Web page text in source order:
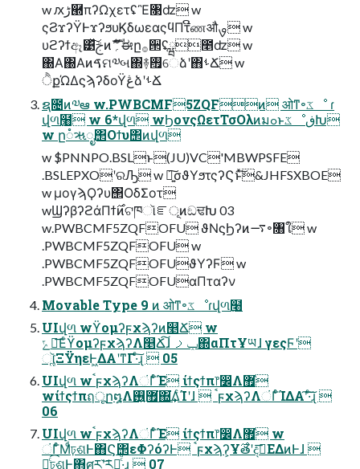
w ԕڑ཭πʔΩχετʢἚ৓ʣ w
ςϨϫʔΫͰϫʔϧυϏδωεαςϥΠτີணऔࡐ w
υϩʔϯඈ͹ͯ͠ࢢͷެࣜ؍ޫಈը࡞੒ʢྺ೥ʣ w
΀Α΀Αͷࠃମ༧બ΍࿈࠯େձʹ΋ࢀՃ w
ੈքΏΔϛϡʔδοΫڠձʹࢀՃ
ຊ೔ͷ༧ఆ w.PWBCMF5ZQFͷ ओͳ৽ػೳ ɾ
վળ߲໨ w 6*վળ wϦονςΩετΤσΟλͷมߋͱػೳڧԽ
w ը૾ૠೖ΢Οϯυ΢ͷվળ
w $PNNPO.BSLͱ(JU)VC'MBWPSFE
.BSLEPXOʹରԠ w ৽͍͠σϑΥϧτςʔϚͱͯ͠&JHFSXBOE
w μογϡϘʔυ΢ΟδΣοτ
wϢʔβʔϩάΠϯ࣌ͷଟཁૉೝূͷඞਢԽ 03
w.PWBCMF5ZQFOFU ϑΝϛϦʔͷ࠷৽৘ใ w
.PWBCMF5ZQFOFU w
.PWBCMF5ZQFOFUϑΥʔϜ w
.PWBCMF5ZQFOFUαΠταʔν
Movable Type 9 ͷ ओͳ৽ػೳɾվળ߲໨
UIվળ wϔομʔϝχϡʔͷ௥Ճ w
ݻఆ͞ΕͨϔομʔϝχϡʔΛ௥Ճ͠ɺ ݕࡧ΍αΠτҰཡɺ γεςϜʹ
ૉૣ͘ΞΫηεͰ͖ΔΑ͏ʹͳΓ·ͨ͠ɻ  05
UIվળ wࠨϝχϡʔΛંΓͨͨΈ ίϯςϯπ෦෼Λ޿͘
wίϯςϯπฤूը໘Λ޿͘࢖͍΍͘͢͢ΔͨΊʹɺ  ࠨϝχϡʔΛંΓͨͨΊΔΑ͏ʹ͠·ͨ͠ɻ 
06
UIվળ wࠨϝχϡʔΛંΓͨͨΈ ίϯςϯπ෦෼Λ޿͘ w
ંΓͨͨΜͩঢ়ଶͰ΋Ϛ΢εΦʔόʔͰ ࠨϝχϡʔ͕Ұ࣌తʹදࣔ͞ΕΔͷͰɺ 
ดͨ͡ঢ়ଶͰ΋ศརʹ͝ར༻͍͚ͨͩ·͢ɻ  07